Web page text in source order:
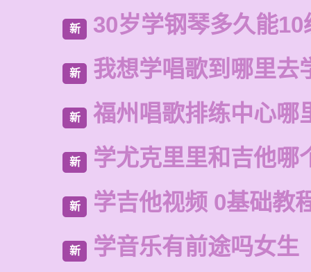
新 30岁学钢琴多久能10
新 我想学唱歌到哪里去
新 福州唱歌排练中心哪
新 学尤克里里和吉他哪
新 学吉他视频 0基础教
新 学音乐有前途吗女生